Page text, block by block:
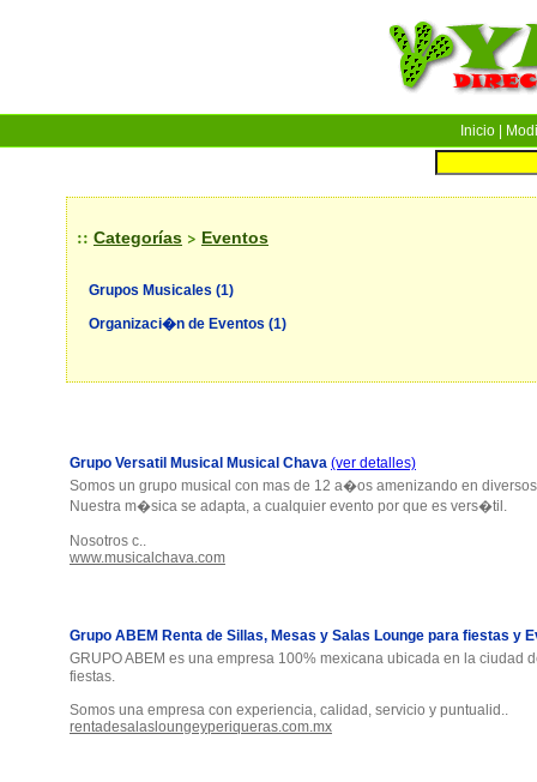
Inicio |
:: Categorías > Eventos
Grupos Musicales (1)
Organizaci�n de Eventos (1)
Grupo Versatil Musical Musical Chava (ver detalles)
Somos un grupo musical con mas de 12 a�os amenizando en
Nuestra m�sica se adapta, a cualquier evento por que es vers�til.
Nosotros c..
www.musicalchava.com
Grupo ABEM Renta de Sillas, Mesas y Salas Lounge para fiestas y
GRUPO ABEM es una empresa 100% mexicana ubicada en la
fiestas.
Somos una empresa con experiencia, calidad, servicio y puntualid..
rentadesalasloungeyperiqueras.com.mx